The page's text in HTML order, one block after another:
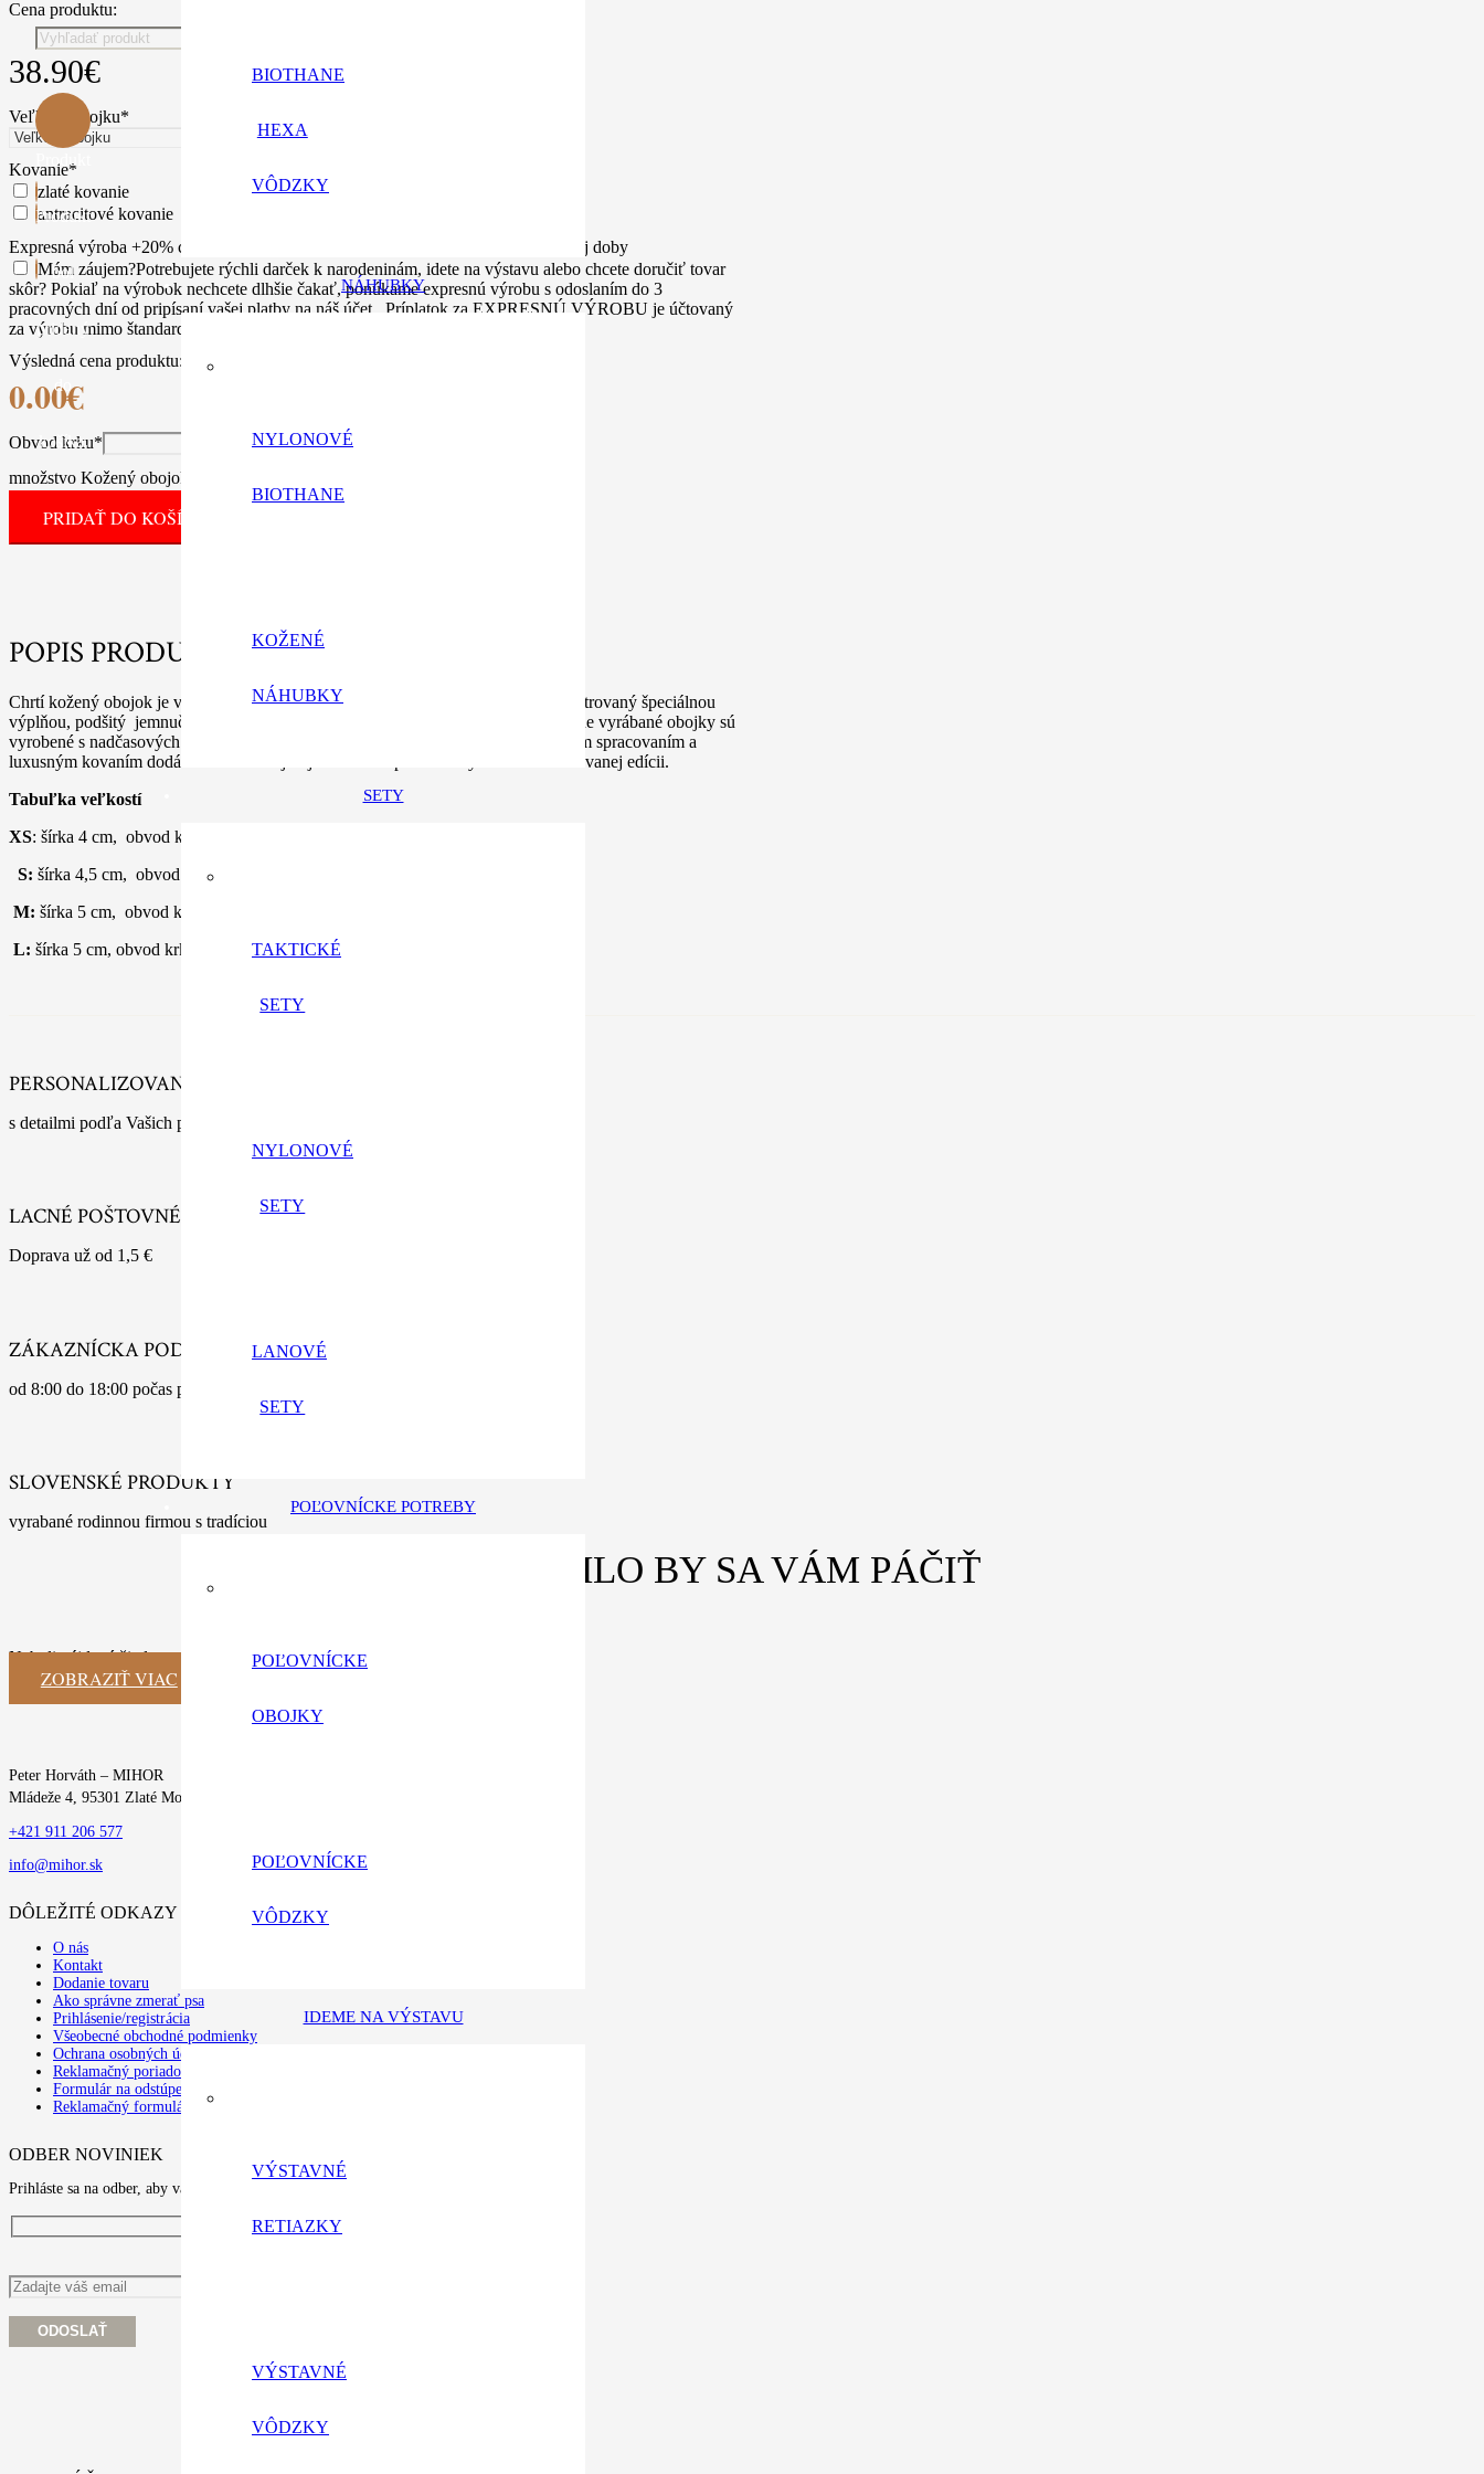
Produkt
Produkt
bol
pridaný
do
košíka.
BIOTHANE
HEXA
VÔDZKY
NÁHUBKY
NYLONOVÉ
BIOTHANE
KOŽENÉ
NÁHUBKY
SETY
TAKTICKÉ
SETY
NYLONOVÉ
SETY
LANOVÉ
SETY
POĽOVNÍCKE POTREBY
POĽOVNÍCKE
OBOJKY
POĽOVNÍCKE
VÔDZKY
IDEME NA VÝSTAVU
VÝSTAVNÉ
RETIAZKY
VÝSTAVNÉ
VÔDZKY
Cena produktu:
38.90€
Veľkosť obojku*
Kovanie*
zlaté kovanie
antracitové kovanie
Expresná výroba +20% ceny výrobku
Expresné spracovanie mimo štand. pracovnej doby
Mám záujem?Potrebujete rýchli darček k narodeninám, idete na výstavu alebo chcete doručiť tovar
skôr? Pokiaľ na výrobok nechcete dlhšie čakať, ponúkame expresnú výrobu s odoslaním do 3
pracovných dní od pripísaní vašej platby na náš účet . Príplatok za EXPRESNÚ VÝROBU je účtovaný
za výrobu mimo štandardnej pracovnej doby, často aj cez víkendy.
Výsledná cena produktu:
0.00€
Obvod krku*
množstvo Kožený obojok pre chrta exclusive
PRIDAŤ DO KOŠÍKA
POPIS PRODUKTU
Chrtí kožený obojok je vyvinutý pre tie najfajnovejšie psie krky. Obojok je vypolstrovaný špeciálnou
výplňou, podšitý jemnučkou kožou a má ručne opracované hrany kože Naše ručne vyrábané obojky sú
vyrobené s nadčasových zahraničných 100 % pravých koží. Pravá koža s detailným spracovaním a
luxusným kovaním dodáva tomuto obojku jedinečnosť preto ich vyrábame v limitovanej edícii.
Tabuľka veľkostí
XS: šírka 4 cm, obvod krku 21 cm až 26 cm – Taliansky chrtík
S: šírka 4,5 cm, obvod krku 25 cm až 32 cm – Taliansky chrtík, šteňa Vipet
M: šírka 5 cm, obvod krku 31 cm až 36 cm – Vipet, drobná Saluka, Galgo atd.
L: šírka 5 cm, obvod krku 35 cm až 41 cm – Saluka, Galgo, Greyhound, atd
PERSONALIZOVANÉ VÝROBKY
s detailmi podľa Vašich predstáv
LACNÉ POŠTOVNÉ
Doprava už od 1,5 €
ZÁKAZNÍCKA PODPORA
od 8:00 do 18:00 počas pracovných dní
SLOVENSKÉ PRODUKTY
vyrabané rodinnou firmou s tradíciou
MOHLO BY SA VÁM PÁČIŤ
Neboli nájdené žiadne výsledky.
ZOBRAZIŤ VIAC
Peter Horváth – MIHOR
Mládeže 4, 95301 Zlaté Moravce
+421 911 206 577
info@mihor.sk
DÔLEŽITÉ ODKAZY
O nás
Kontakt
Dodanie tovaru
Ako správne zmerať psa
Prihlásenie/registrácia
Všeobecné obchodné podmienky
Ochrana osobných údajov a poučenie o cookies
Reklamačný poriadok
Formulár na odstúpenie od zmluvy
Reklamačný formulár
ODBER NOVINIEK
Prihláste sa na odber, aby vám nić neuniklo